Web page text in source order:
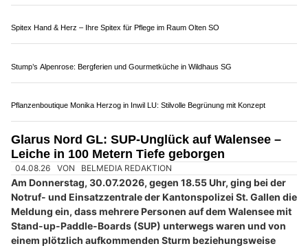
Autolackiererei Brugger GmbH beseitigt Lackschäden in St. Gallen
Die Detektivin – Diskrete Aufklärung in Zürich und Zug